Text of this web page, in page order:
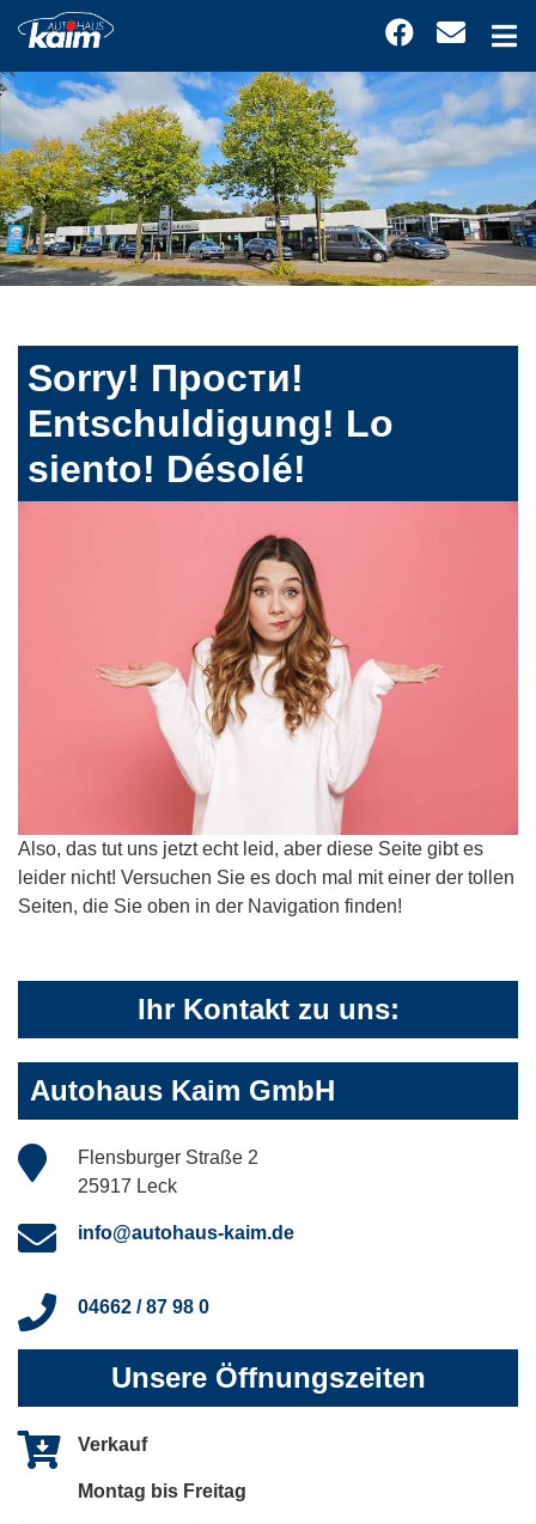
Sorry! Прости!
Entschuldigung! Lo
siento! Désolé!
Also, das tut uns jetzt echt leid, aber diese Seite gibt es
leider nicht! Versuchen Sie es doch mal mit einer der tollen
Seiten, die Sie oben in der Navigation finden!
Ihr Kontakt zu uns:
Autohaus Kaim GmbH
Flensburger Straße 2
25917 Leck
info@autohaus-kaim.de
04662 / 87 98 0
Unsere Öffnungszeiten
Verkauf
Montag bis Freitag